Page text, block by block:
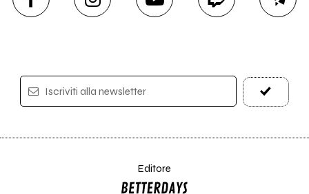
Iscriviti alla newsletter
Editore